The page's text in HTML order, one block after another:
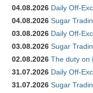
04.08.2026 Daily Off-
04.08.2026 Sugar
03.08.2026 Daily Off-
03.08.2026 Sugar
02.08.2026 The duty on
31.07.2026 Daily Off-
31.07.2026 Sugar